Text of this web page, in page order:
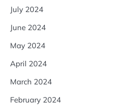
July 2024
June 2024
May 2024
April 2024
March 2024
February 2024